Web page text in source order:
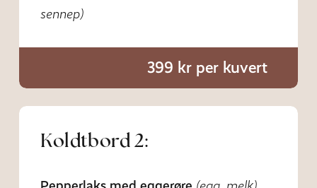
sennep)
399 kr per kuvert
Koldtbord 2: